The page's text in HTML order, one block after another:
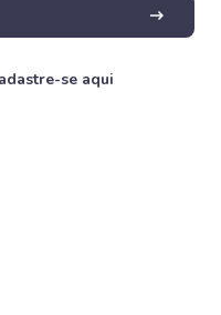
arrow_right_alt
se aqui